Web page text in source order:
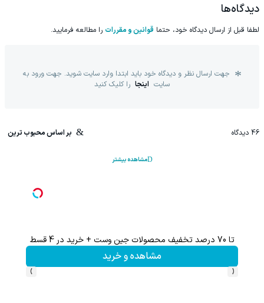
دیدگاه‌ها
لطفا قبل از ارسال دیدگاه خود، حتما قوانین و مقررات را مطالعه فرمایید.
جهت ارسال نظر و دیدگاه خود باید ابتدا وارد سایت شوید. جهت ورود به
سایت اینجا را کلیک کنید
46 دیدگاه بر اساس محبوب ترین
مشاهده بیشتر
تا 70 درصد تخفیف محصولات جین وست + خرید در 4 قسط
مشاهده و خرید
‹
›